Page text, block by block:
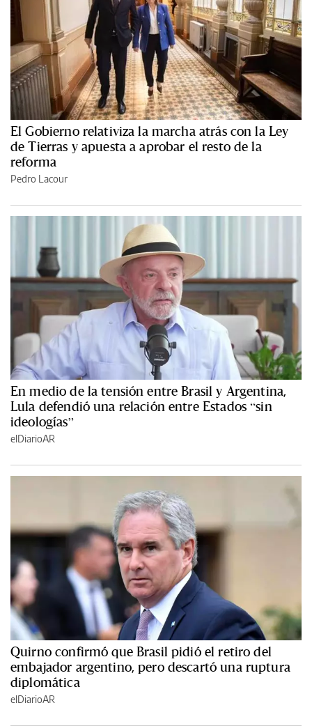
El Gobierno relativiza la marcha atrás con la Ley
de Tierras y apuesta a aprobar el resto de la
reforma
Pedro Lacour
En medio de la tensión entre Brasil y Argentina,
Lula defendió una relación entre Estados “sin
ideologías”
elDiarioAR
Quirno confirmó que Brasil pidió el retiro del
embajador argentino, pero descartó una ruptura
diplomática
elDiarioAR